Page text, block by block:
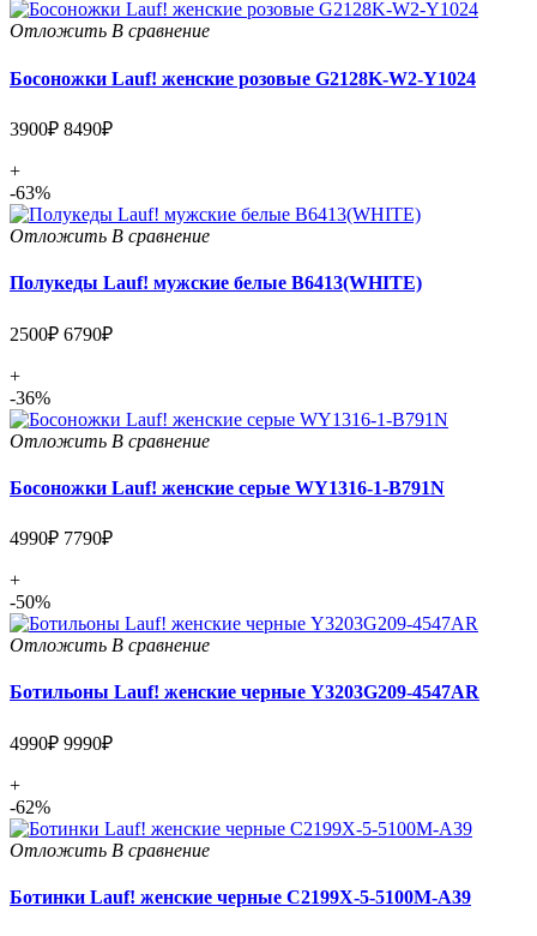
Отложить В сравнение
Босоножки Lauf! женские розовые G2128K-W2-Y1024
3900₽ 8490₽
+
-63%
Отложить В сравнение
Полукеды Lauf! мужские белые B6413(WHITE)
2500₽ 6790₽
+
-36%
Отложить В сравнение
Босоножки Lauf! женские серые WY1316-1-B791N
4990₽ 7790₽
+
-50%
Отложить В сравнение
Ботильоны Lauf! женские черные Y3203G209-4547AR
4990₽ 9990₽
+
-62%
Отложить В сравнение
Ботинки Lauf! женские черные C2199X-5-5100M-A39